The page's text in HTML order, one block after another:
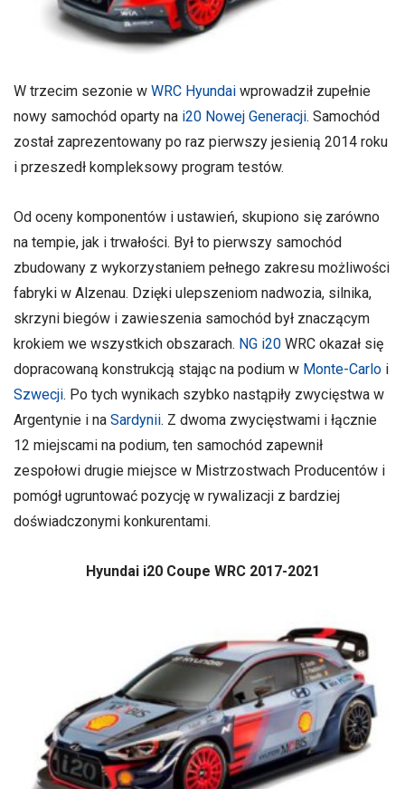
W trzecim sezonie w WRC Hyundai wprowadził zupełnie
nowy samochód oparty na i20 Nowej Generacji. Samochód
został zaprezentowany po raz pierwszy jesienią 2014 roku
i przeszedł kompleksowy program testów.
Od oceny komponentów i ustawień, skupiono się zarówno
na tempie, jak i trwałości. Był to pierwszy samochód
zbudowany z wykorzystaniem pełnego zakresu możliwości
fabryki w Alzenau. Dzięki ulepszeniom nadwozia, silnika,
skrzyni biegów i zawieszenia samochód był znaczącym
krokiem we wszystkich obszarach. NG i20 WRC okazał się
dopracowaną konstrukcją stając na podium w Monte-Carlo i
Szwecji. Po tych wynikach szybko nastąpiły zwycięstwa w
Argentynie i na Sardynii. Z dwoma zwycięstwami i łącznie
12 miejscami na podium, ten samochód zapewnił
zespołowi drugie miejsce w Mistrzostwach Producentów i
pomógł ugruntować pozycję w rywalizacji z bardziej
doświadczonymi konkurentami.
Hyundai i20 Coupe WRC 2017-2021